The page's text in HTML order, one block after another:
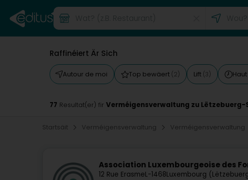
Raffinéiert Är Sich
Autour de moi Top bewäert (2) Lift (3)
77 Resultat(er) fir Verméigensverwaltung zu Lëtzebuerg-
Startsäit Verméigensverwaltung Verméigensverwaltung
Association Luxembourgeoise des
12 Rue ErasmeL-1468Luxembourg